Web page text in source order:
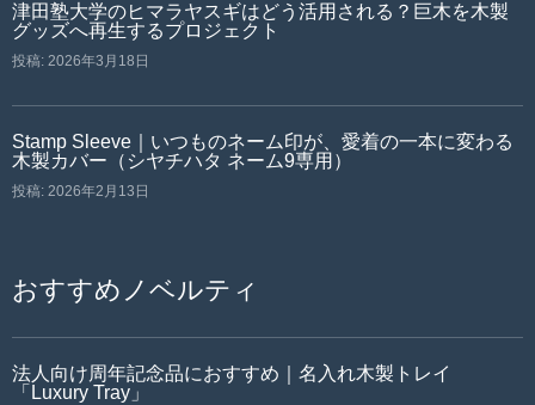
津田塾大学のヒマラヤスギはどう活用される？巨木を木製
グッズへ再生するプロジェクト
投稿: 2026年3月18日
Stamp Sleeve｜いつものネーム印が、愛着の一本に変わる
木製カバー（シヤチハタ ネーム9専用）
投稿: 2026年2月13日
おすすめノベルティ
法人向け周年記念品におすすめ｜名入れ木製トレイ
「Luxury Tray」